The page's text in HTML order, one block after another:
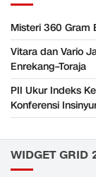
Misteri 360 Gram
Vitara dan Vario
Enrekang–Toraja
PII Ukur Indeks
Konferensi
WIDGET GRID